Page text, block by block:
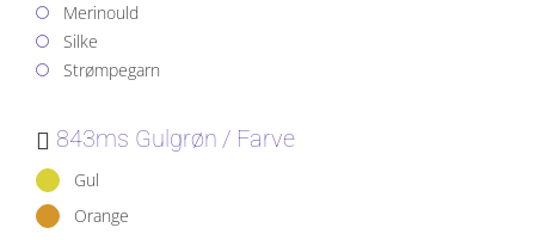
Merinould
Silke
Strømpegarn
843ms Gulgrøn Farve
Gul
Orange